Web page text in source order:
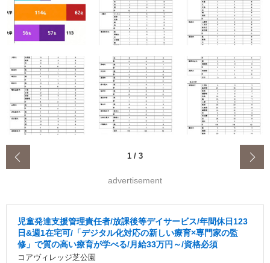
1 / 3
advertisement
児童発達支援管理責任者/放課後等デイサービス/年間休日123
日&週1在宅可/「デジタル化対応の新しい療育×専門家の監
修」で質の高い療育が学べる/月給33万円～/資格必須
コアヴィレッジ芝公園